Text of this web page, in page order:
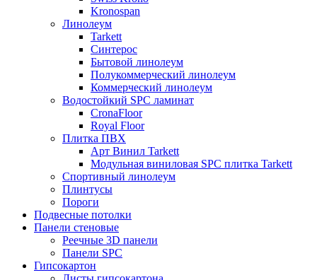
Kronospan
Линолеум
Tarkett
Синтерос
Бытовой линолеум
Полукоммерческий линолеум
Коммерческий линолеум
Водостойкий SPC ламинат
CronaFloor
Royal Floor
Плитка ПВХ
Арт Винил Tarkett
Модульная виниловая SPC плитка Tarkett
Спортивный линолеум
Плинтусы
Пороги
Подвесные потолки
Панели стеновые
Реечные 3D панели
Панели SPC
Гипсокартон